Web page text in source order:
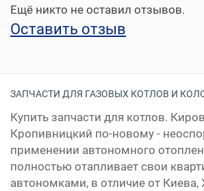
Ещё никто не оставил отзывов.
Оставить отзыв
ЗАПЧАСТИ ДЛЯ ГАЗОВЫХ КОТЛОВ И
Купить запчасти для котлов.
Кропивницкий по-новому -
применении автономного
полностью отапливает свои
автономками, в отличие от Киева,